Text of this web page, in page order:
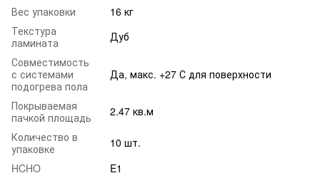
Вес упаковки
16 кг
Текстура
ламината
Дуб
Совместимость
с системами
подогрева пола
Да, макс. +27 С для поверхности
Покрываемая
пачкой площадь
2.47 кв.м
Количество в
упаковке
10 шт.
HCHO
E1